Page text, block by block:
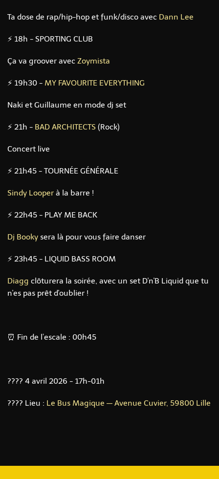
Ta dose de rap/hip-hop et funk/disco avec Dann Lee
⚡ 18h - SPORTING CLUB
Ça va groover avec Zoymista
⚡ 19h30 - MY FAVOURITE EVERYTHING
Naki et Guillaume en mode dj set
⚡ 21h - BAD ARCHITECTS (Rock)
Concert live
⚡ 21h45 - TOURNÉE GÉNÉRALE
Sindy Looper à la barre !
⚡ 22h45 - PLAY ME BACK
Dj Booky sera là pour vous faire danser
⚡ 23h45 - LIQUID BASS ROOM
Diagg clôturera la soirée, avec un set D'n'B Liquid que tu
n'es pas prêt d'oublier !
⏰ Fin de l’escale : 00h45
????️ 4 avril 2026 - 17h-01h
???? Lieu : Le Bus Magique — Avenue Cuvier, 59800 Lille